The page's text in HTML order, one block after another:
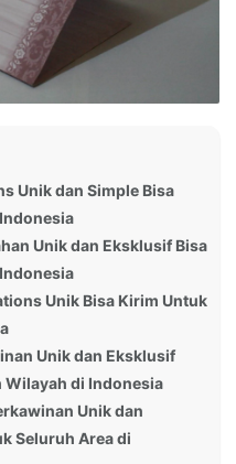
Unik dan Simple Bisa
Unik dan Eksklusif Bisa
Unik Bisa Kirim Untuk
Unik dan Eksklusif
Wilayah di Indonesia
Unik dan
Seluruh Area di